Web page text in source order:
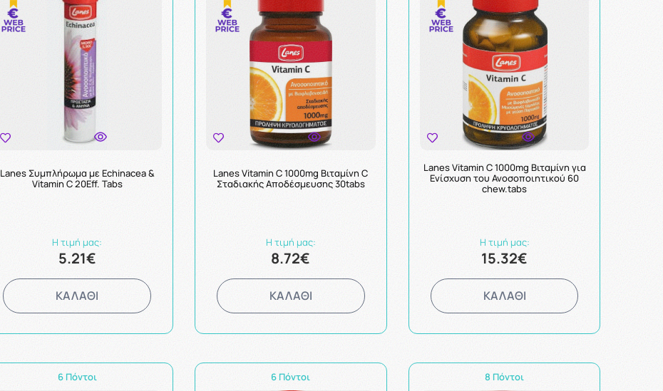
Lanes Συμπλήρωμα με Echinacea &
Vitamin C 20Eff. Tabs
Η τιμή μας:
5.21€
ΚΑΛΑΘΙ
Lanes Vitamin C 1000mg Βιταμίνη C
Σταδιακής Αποδέσμευσης 30tabs
Η τιμή μας:
8.72€
ΚΑΛΑΘΙ
Lanes Vitamin C 1000mg Βιταμίνη για
Ενίσχυση του Ανοσοποιητικού 60
chew.tabs
Η τιμή μας:
15.32€
ΚΑΛΑΘΙ
6 Πόντοι 6 Πόντοι 8 Πόντοι